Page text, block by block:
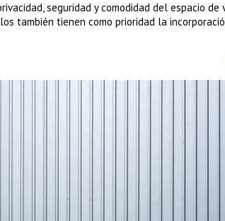
seguridad y comodidad del espacio de
también tienen como prioridad la